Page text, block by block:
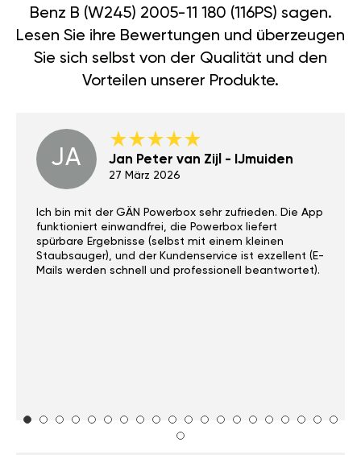
Benz B (W245) 2005-11 180 (116PS) sagen.
Lesen Sie ihre Bewertungen und überzeugen
Sie sich selbst von der Qualität und den
Vorteilen unserer Produkte.
JA Jan Peter van Zijl - IJmuiden
27 März 2026
Ich bin mit der GÄN Powerbox sehr zufrieden. Die App
funktioniert einwandfrei, die Powerbox liefert
spürbare Ergebnisse (selbst mit einem kleinen
Staubsauger), und der Kundenservice ist exzellent (E-
Mails werden schnell und professionell beantwortet).